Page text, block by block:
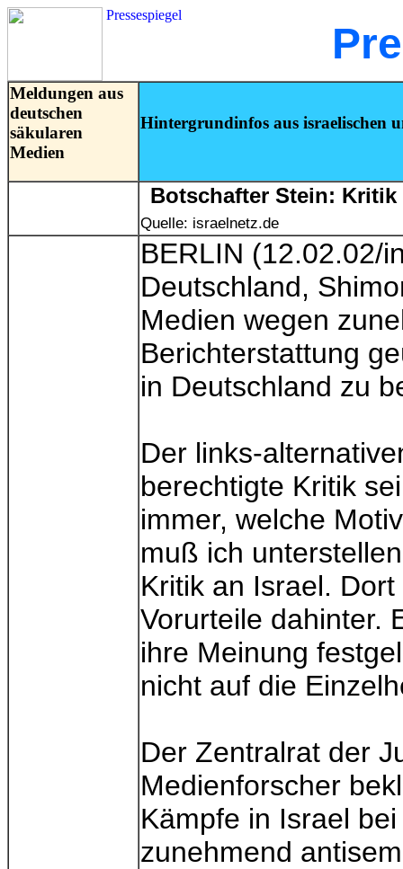
Pressespiegel
Meldungen aus
deutschen
säkularen
Medien
Hintergrundinfos aus israelischen
Botschafter Stein:
Quelle: israelnetz.de
BERLIN (12.02.02/
Deutschland,
Medien wegen
Berichterstattung
in Deutschland zu
Der links-
berechtigte Kritik
immer, welche
muß ich
Kritik an Israel.
Vorurteile dahinter.
ihre Meinung
nicht auf die
Der Zentralrat der
Medienforscher
Kämpfe in Israel
zunehmend